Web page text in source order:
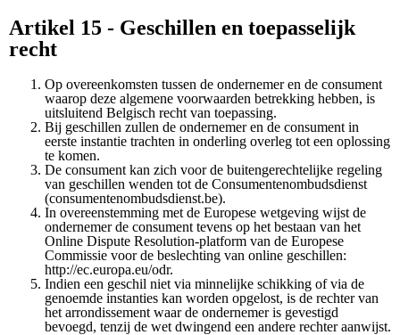
Artikel 15 - Geschillen en toepasselijk
recht
Op overeenkomsten tussen de ondernemer en de consument
waarop deze algemene voorwaarden betrekking hebben, is
uitsluitend Belgisch recht van toepassing.
Bij geschillen zullen de ondernemer en de consument in
eerste instantie trachten in onderling overleg tot een oplossing
te komen.
De consument kan zich voor de buitengerechtelijke regeling
van geschillen wenden tot de Consumentenombudsdienst
(consumentenombudsdienst.be).
In overeenstemming met de Europese wetgeving wijst de
ondernemer de consument tevens op het bestaan van het
Online Dispute Resolution-platform van de Europese
Commissie voor de beslechting van online geschillen:
http://ec.europa.eu/odr.
Indien een geschil niet via minnelijke schikking of via de
genoemde instanties kan worden opgelost, is de rechter van
het arrondissement waar de ondernemer is gevestigd
bevoegd, tenzij de wet dwingend een andere rechter aanwijst.